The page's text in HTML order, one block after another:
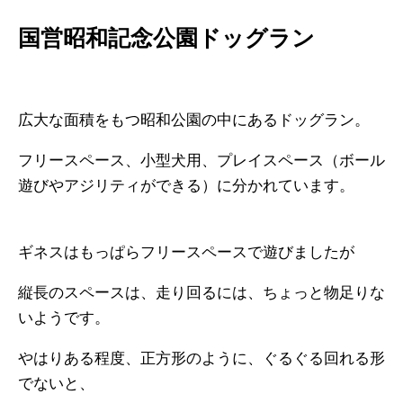
国営昭和記念公園ドッグラン
広大な面積をもつ昭和公園の中にあるドッグラン。
フリースペース、小型犬用、プレイスペース（ボール
遊びやアジリティができる）に分かれています。
ギネスはもっぱらフリースペースで遊びましたが
縦長のスペースは、走り回るには、ちょっと物足りな
いようです。
やはりある程度、正方形のように、ぐるぐる回れる形
でないと、